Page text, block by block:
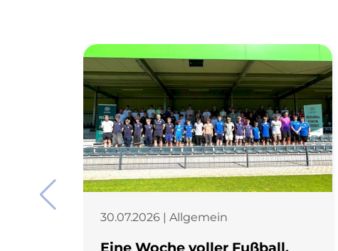
30.07.2026 | Allgemein
Eine Woche voller Fußball,